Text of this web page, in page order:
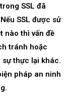
SSL đã
SSL được sử
nào thì vấn đề
tránh hoặc
sự thực lại khác.
pháp an ninh